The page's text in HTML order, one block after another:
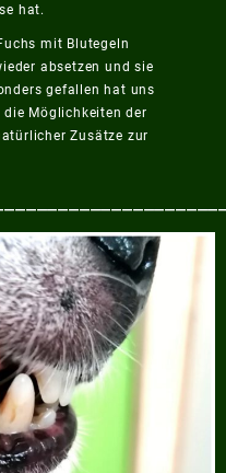
hat.
mit Blutegeln
absetzen und sie
gefallen hat uns
Möglichkeiten der
Zusätze zur